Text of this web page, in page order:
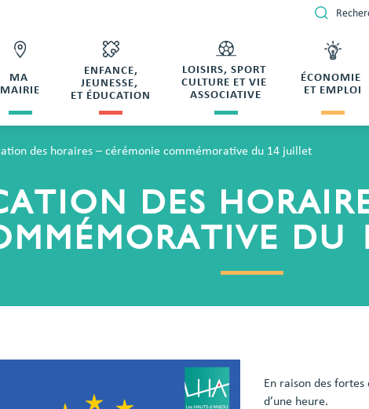
MA
MAIRIE
ENFANCE,
JEUNESSE,
ET ÉDUCATION
LOISIRS, SPORT
CULTURE ET VIE
ASSOCIATIVE
ÉCONOMIE
ET EMPLOI
des horaires – cérémonie commémorative du 14 juillet
DES
DU
En raison des
d’une heure.